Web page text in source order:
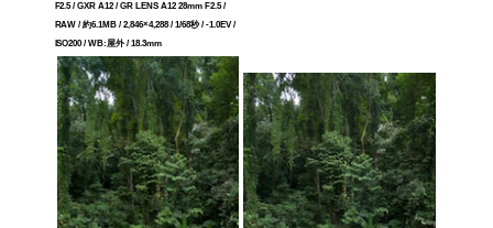
F2.5 / GXR A12 / GR LENS A12 28mm F2.5 /
RAW / 約6.1MB / 2,846×4,288 / 1/68秒 / -1.0EV /
ISO200 / WB:屋外 / 18.3mm